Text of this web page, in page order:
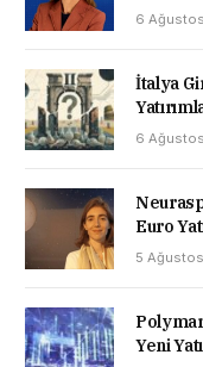
6
İtalya
6
Euro
5
Yeni